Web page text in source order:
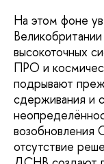
На этом фоне
высокоточных
ПРО и
подрывают
сдерживания и
отсутствие